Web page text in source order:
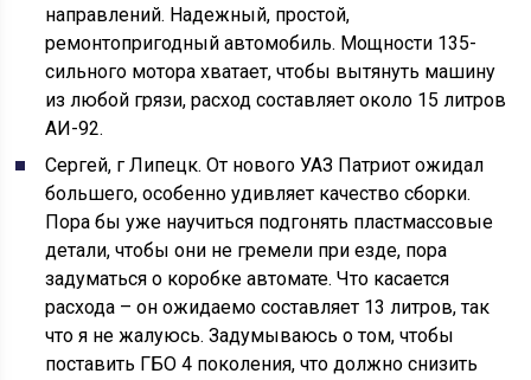
направлений. Надежный, простой,
ремонтопригодный автомобиль. Мощности 135-
сильного мотора хватает, чтобы вытянуть машину
из любой грязи, расход составляет около 15 литров
АИ-92.
Сергей, г Липецк. От нового УАЗ Патриот ожидал
большего, особенно удивляет качество сборки.
Пора бы уже научиться подгонять пластмассовые
детали, чтобы они не гремели при езде, пора
задуматься о коробке автомате. Что касается
расхода – он ожидаемо составляет 13 литров, так
что я не жалуюсь. Задумываюсь о том, чтобы
поставить ГБО 4 поколения, что должно снизить